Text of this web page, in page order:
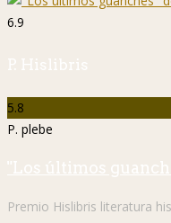
6.9
P. Hislibris
5.8
P. plebe
"Los últimos
Premio Hislibris literatura